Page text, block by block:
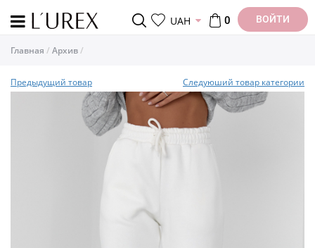
UAH 0 ВОЙТИ
Главная Архив
Предыдущий товар Следуюший товар категории